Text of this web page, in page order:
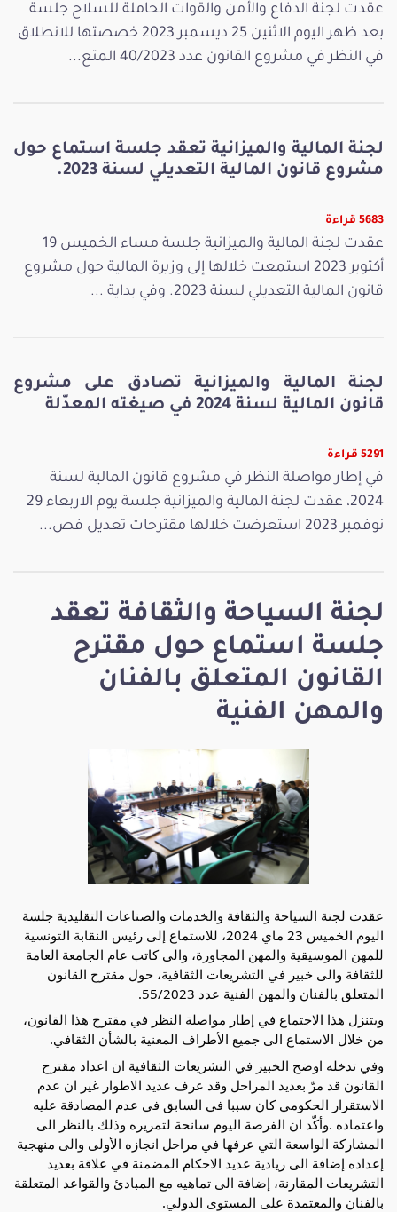
لجنة السياحة والثقافة تعقد
جلسة استماع حول مقترح
القانون المتعلق بالفنان
والمهن الفنية
عقدت لجنة السياحة والثقافة والخدمات والصناعات التقليدية جلسة
اليوم الخميس 23 ماي 2024، للاستماع إلى رئيس النقابة التونسية
للمهن الموسيقية والمهن المجاورة، والى كاتب عام الجامعة العامة
للثقافة والى خبير في التشريعات الثقافية، حول مقترح القانون
المتعلق بالفنان والمهن الفنية عدد 55/2023.
ويتنزل هذا الاجتماع في إطار مواصلة النظر في مقترح هذا القانون،
من خلال الاستماع الى جميع الأطراف المعنية بالشأن الثقافي.
وفي تدخله اوضح الخبير في التشريعات الثقافية ان اعداد مقترح
القانون قد مرّ بعديد المراحل وقد عرف عديد الاطوار غير ان عدم
الاستقرار الحكومي كان سببا في السابق في عدم المصادقة عليه
واعتماده .وأكّد ان الفرصة اليوم سانحة لتمريره وذلك بالنظر الى
المشاركة الواسعة التي عرفها في مراحل انجازه الأولى والى منهجية
إعداده إضافة الى ريادية عديد الاحكام المضمنة في علاقة بعديد
التشريعات المقارنة، إضافة الى تماهيه مع المبادئ والقواعد المتعلقة
بالفنان والمعتمدة على المستوى الدولي.
عقدت لجنة الدفاع والأمن والقوات الحاملة للسلاح جلسة
بعد ظهر اليوم الاثنين 25 ديسمبر 2023 خصصتها للانطلاق
في النظر في مشروع القانون عدد 40/2023 المتع...
لجنة المالية والميزانية تعقد جلسة استماع حول
مشروع قانون المالية التعديلي لسنة 2023.
5683 قراءة
عقدت لجنة المالية والميزانية جلسة مساء الخميس 19
أكتوبر 2023 استمعت خلالها إلى وزيرة المالية حول مشروع
قانون المالية التعديلي لسنة 2023. وفي بداية ...
لجنة المالية والميزانية تصادق على مشروع
قانون المالية لسنة 2024 في صيغته المعدّلة
5291 قراءة
في إطار مواصلة النظر في مشروع قانون المالية لسنة
2024، عقدت لجنة المالية والميزانية جلسة يوم الاربعاء 29
نوفمبر 2023 استعرضت خلالها مقترحات تعديل فص...